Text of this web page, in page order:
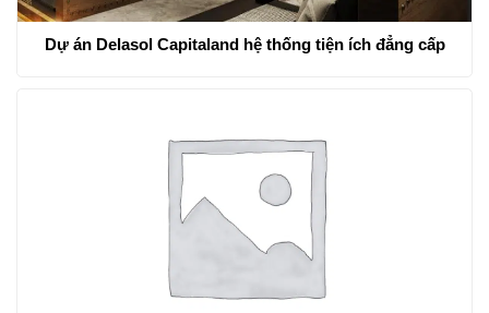
Dự án Delasol Capitaland hệ thống tiện ích đẳng cấp